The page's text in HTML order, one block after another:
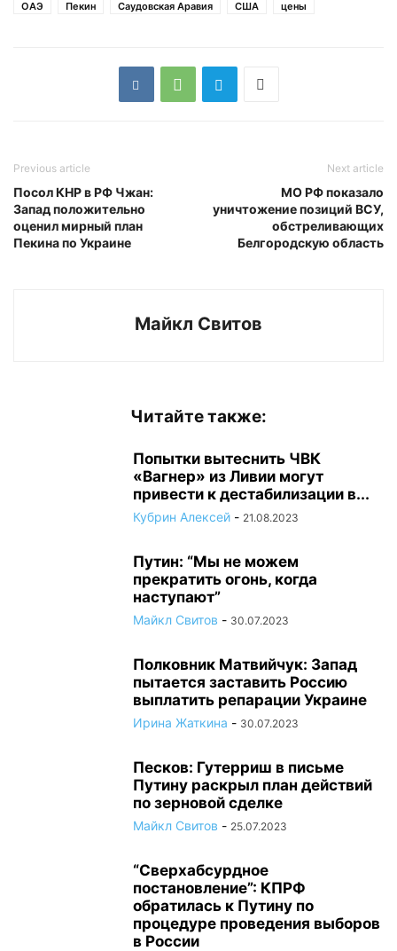
ОАЭ Пекин Саудовская Аравия США цены
Previous article
Посол КНР в РФ Чжан:
Запад положительно
оценил мирный план
Пекина по Украине
Next article
МО РФ показало
уничтожение позиций ВСУ,
обстреливающих
Белгородскую область
Майкл Свитов
Читайте также:
Попытки вытеснить ЧВК
«Вагнер» из Ливии могут
привести к дестабилизации в...
Кубрин Алексей - 21.08.2023
Путин: “Мы не можем
прекратить огонь, когда
наступают”
Майкл Свитов - 30.07.2023
Полковник Матвийчук: Запад
пытается заставить Россию
выплатить репарации Украине
Ирина Жаткина - 30.07.2023
Песков: Гутерриш в письме
Путину раскрыл план действий
по зерновой сделке
Майкл Свитов - 25.07.2023
“Сверхабсурдное
постановление”: КПРФ
обратилась к Путину по
процедуре проведения выборов
в России